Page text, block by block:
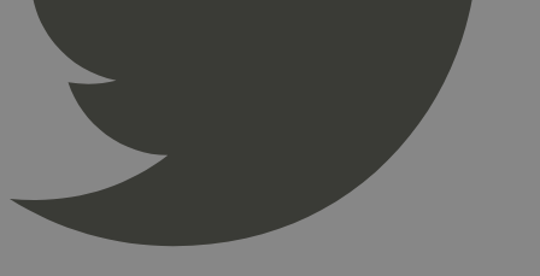
minutter
sekunder
pageviewCount
.svanemerket.no
nelapi-product-archive-filters
svanemerket.no
nelapi-last-visited-category